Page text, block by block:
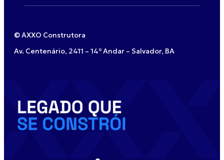
© AXXO Construtora
Av. Centenário, 2411 – 14º Andar – Salvador, BA